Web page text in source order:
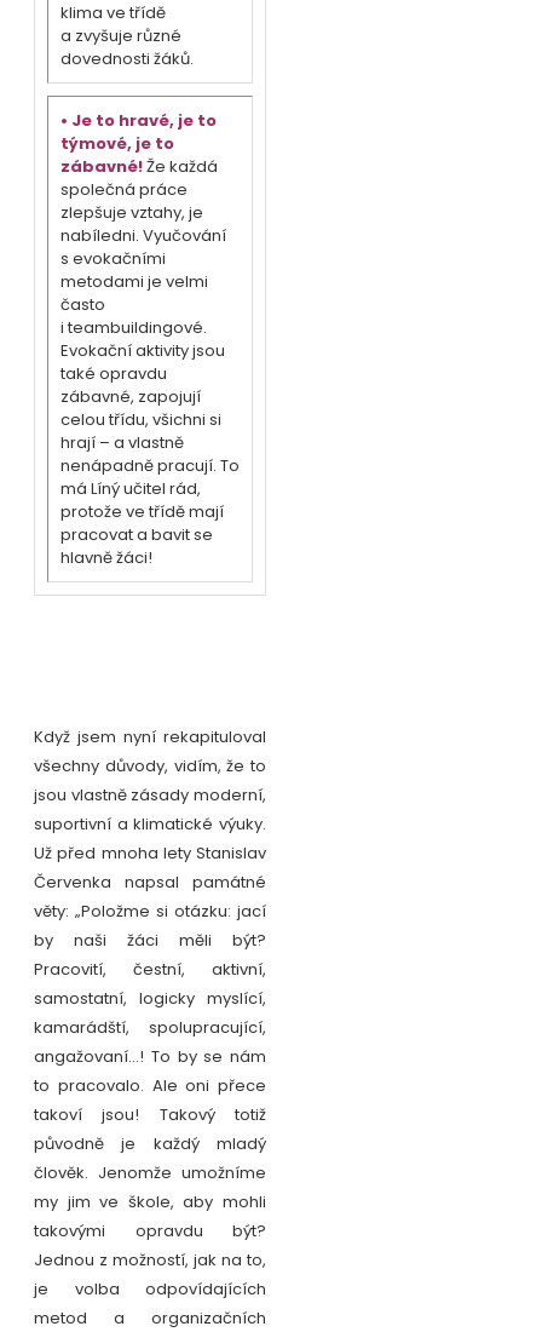
klima ve třídě
a zvyšuje různé
dovednosti žáků.
• Je to hravé, je to
týmové, je to
zábavné!Že každá
společná práce
zlepšuje vztahy, je
nabíledni. Vyučování
s evokačními
metodami je velmi
často
i teambuildingové.
Evokační aktivity jsou
také opravdu
zábavné, zapojují
celou třídu, všichni si
hrají – a vlastně
nenápadně pracují. To
má Líný učitel rád,
protože ve třídě mají
pracovat a bavit se
hlavně žáci!
Když jsem nyní rekapituloval
všechny důvody, vidím, že to
jsou vlastně zásady moderní,
suportivní a klimatické výuky.
Už před mnoha lety Stanislav
Červenka napsal památné
věty: „Položme si otázku: jací
by naši žáci měli být?
Pracovití, čestní, aktivní,
samostatní, logicky myslící,
kamarádští, spolupracující,
angažovaní…! To by se nám
to pracovalo. Ale oni přece
takoví jsou! Takový totiž
původně je každý mladý
člověk. Jenomže umožníme
my jim ve škole, aby mohli
takovými opravdu být?
Jednou z možností, jak na to,
je volba odpovídajících
metod a organizačních